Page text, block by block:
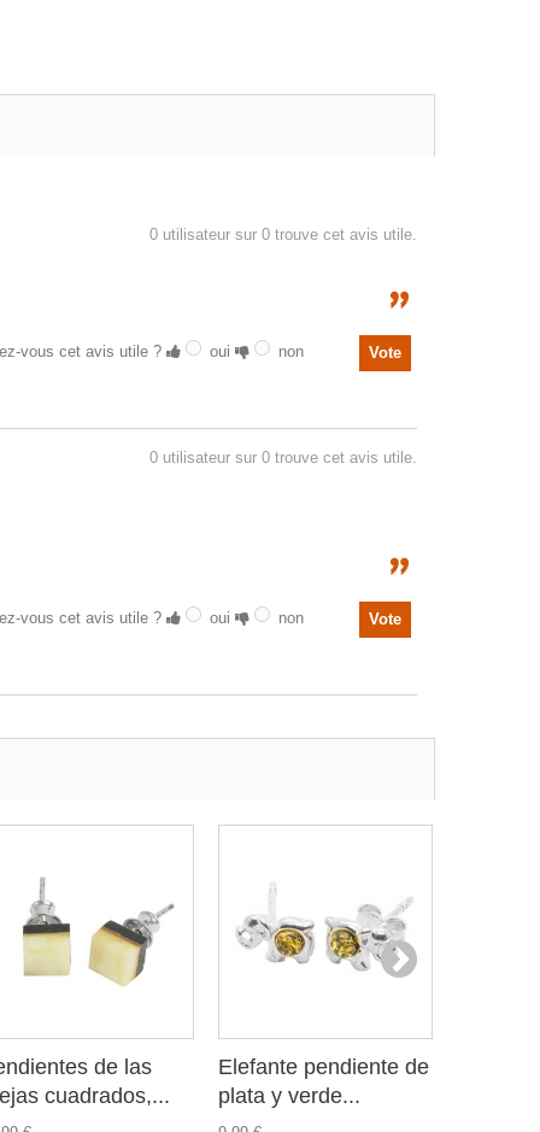
0 utilisateur sur 0 trouve cet avis utile.
vous cet avis utile ? oui non
0 utilisateur sur 0 trouve cet avis utile.
vous cet avis utile ? oui non
de las
cuadrados,...
Elefante pendiente de
plata y verde...